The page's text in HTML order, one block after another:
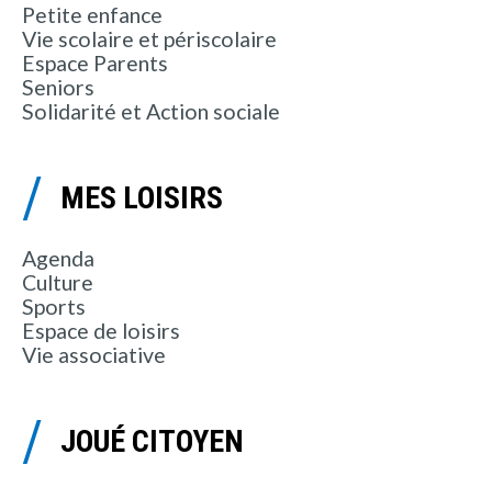
Petite enfance
Vie scolaire et périscolaire
Espace Parents
Seniors
Solidarité et Action sociale
MES LOISIRS
Agenda
Culture
Sports
Espace de loisirs
Vie associative
JOUÉ CITOYEN